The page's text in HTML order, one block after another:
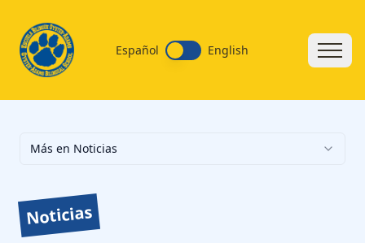
Español English
Más en Noticias
Noticias